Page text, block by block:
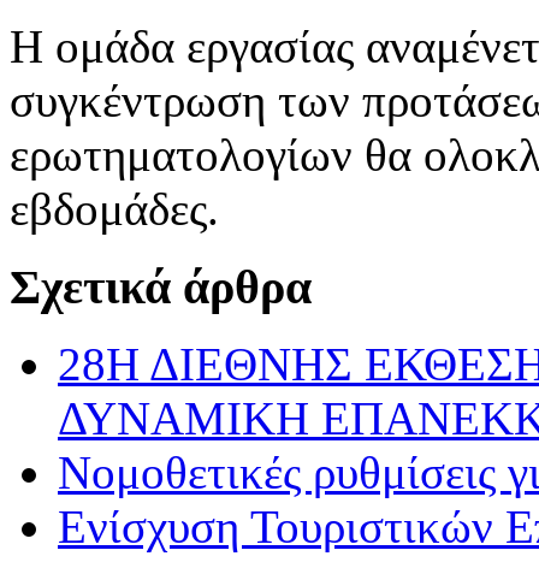
Η ομάδα εργασίας
συγκέντρωση των
ερωτηματολογίων θα
εβδομάδες.
Σχετικά άρθρα
28Η ΔΙΕΘΝΗΣ ΕΚΘΕΣΗ
ΔΥΝΑΜΙΚΗ
Νομοθετικές ρυθμίσεις
Ενίσχυση Τουριστικών